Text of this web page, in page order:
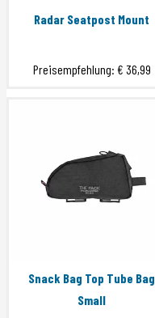
Radar Seatpost Mount
Preisempfehlung: € 36,99
Snack Bag Top Tube Bag
Small